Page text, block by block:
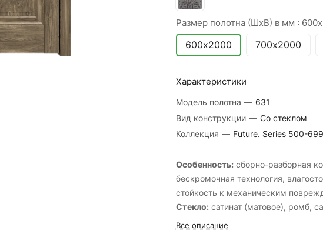
Размер полотна (ШхВ) в мм :
600х2000 700х2000
Характеристики
Модель полотна — 631
Вид конструкции — Со стеклом
Коллекция — Future. Series 500-699
Особенность:cборно-разборная
бескромочная технология,
стойкость к механическим
Стекло:сатинат (матовое), ромб,
перламутр, cатин белый лак
Все описание